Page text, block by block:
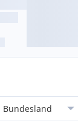
Bundesland